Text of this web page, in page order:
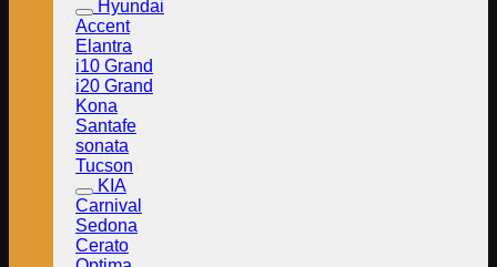
Hyundai
Accent
Elantra
i10 Grand
i20 Grand
Kona
Santafe
sonata
Tucson
KIA
Carnival
Sedona
Cerato